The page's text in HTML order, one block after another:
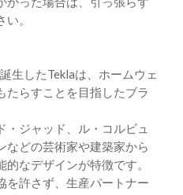
。
生したTeklaは、ホームウェ
たらすことを目指したブラ
・ジャッド、ル・コルビュ
などの芸術家や建築家から
なデザインが特徴です。
を許さず、生産パートナー